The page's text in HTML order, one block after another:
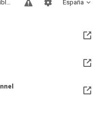
España
Sitios compatibles
Feb 2027 (Quedan 6 meses)